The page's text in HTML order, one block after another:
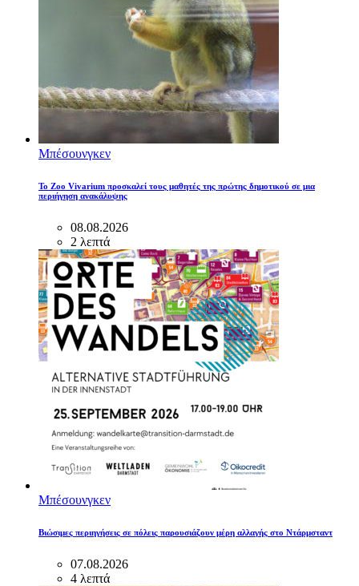
Μπέσουνγκεν
Το Zoo Vivarium προσκαλεί τους μαθητές της πρώτης δημοτικού σε μια
περιήγηση ανακάλυψης
08.08.2026
2 λεπτά
Μπέσουνγκεν
Βιώσιμες περιηγήσεις σε πόλεις παρουσιάζουν μέρη αλλαγής στο Ντάρμσταντ
07.08.2026
4 λεπτά